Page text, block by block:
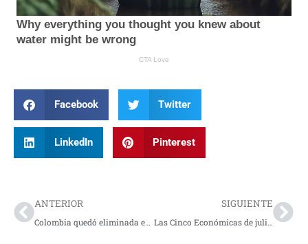
Facebook Twitter
LinkedIn Pinterest
ANTERIOR
Colombia quedó eliminada en los octavos de final tras caer por penales ante Suiza
SIGUIENTE
Las Cinco Económicas de julio: Nuevo gobierno, el pico de las tasas y el boom de la Inteligencia Artificial